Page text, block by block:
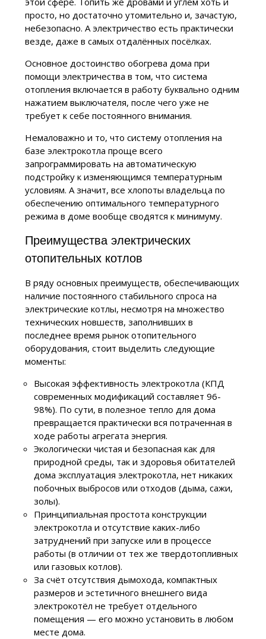
просто, но достаточно утомительно и, зачастую,
небезопасно. А электричество есть практически
везде, даже в самых отдалённых посёлках.
Основное достоинство обогрева дома при
помощи электричества в том, что система
отопления включается в работу буквально одним
нажатием выключателя, после чего уже не
требует к себе постоянного внимания.
Немаловажно и то, что систему отопления на
базе электрокотла проще всего
запрограммировать на автоматическую
подстройку к изменяющимся температурным
условиям. А значит, все хлопоты владельца по
обеспечению оптимального температурного
режима в доме вообще сводятся к минимуму.
Преимущества электрических
отопительных котлов
В ряду основных преимуществ, обеспечивающих
наличие постоянного стабильного спроса на
электрические котлы, несмотря на множество
технических новшеств, заполнивших в
последнее время рынок отопительного
оборудования, стоит выделить следующие
моменты:
Высокая эффективность электрокотла (КПД
современных модификаций составляет 96-
98%). По сути, в полезное тепло для дома
превращается практически вся потраченная в
ходе работы агрегата энергия.
Экологически чистая и безопасная как для
природной среды, так и здоровья обитателей
дома эксплуатация электрокотла, нет никаких
побочных выбросов или отходов (дыма, сажи,
золы).
Принципиальная простота конструкции
электрокотла и отсутствие каких-либо
затруднений при запуске или в процессе
работы (в отличии от тех же твердотопливных
или газовых котлов).
За счёт отсутствия дымохода, компактных
размеров и эстетичного внешнего вида
электрокотёл не требует отдельного
помещения — его можно установить в любом
месте дома.